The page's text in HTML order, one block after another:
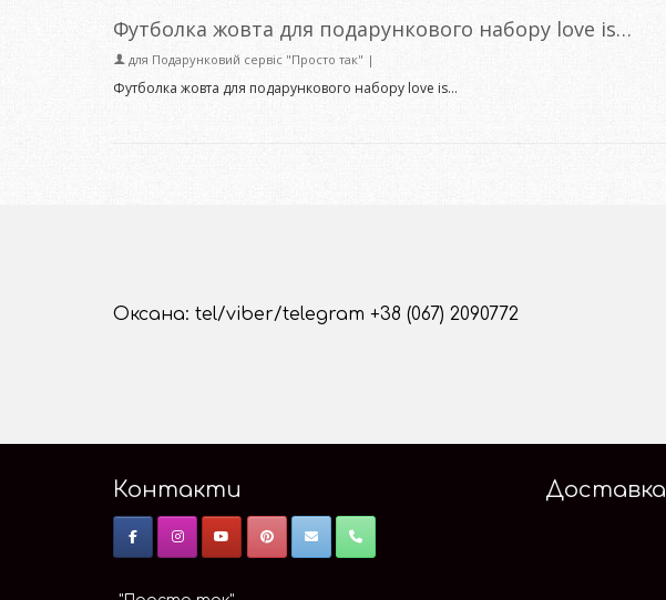
Футболка жовта для подарункового набору love is…
для Подарунковий сервіс "Просто так" |
Футболка жовта для подарункового набору love is…
Оксана: tel/viber/telegram +38 (067) 2090772
Контакти Доставка